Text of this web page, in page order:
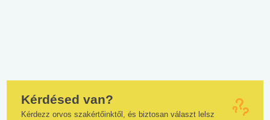
Kérdésed van?
Kérdezz orvos szakértőinktől, és biztosan választ lelsz